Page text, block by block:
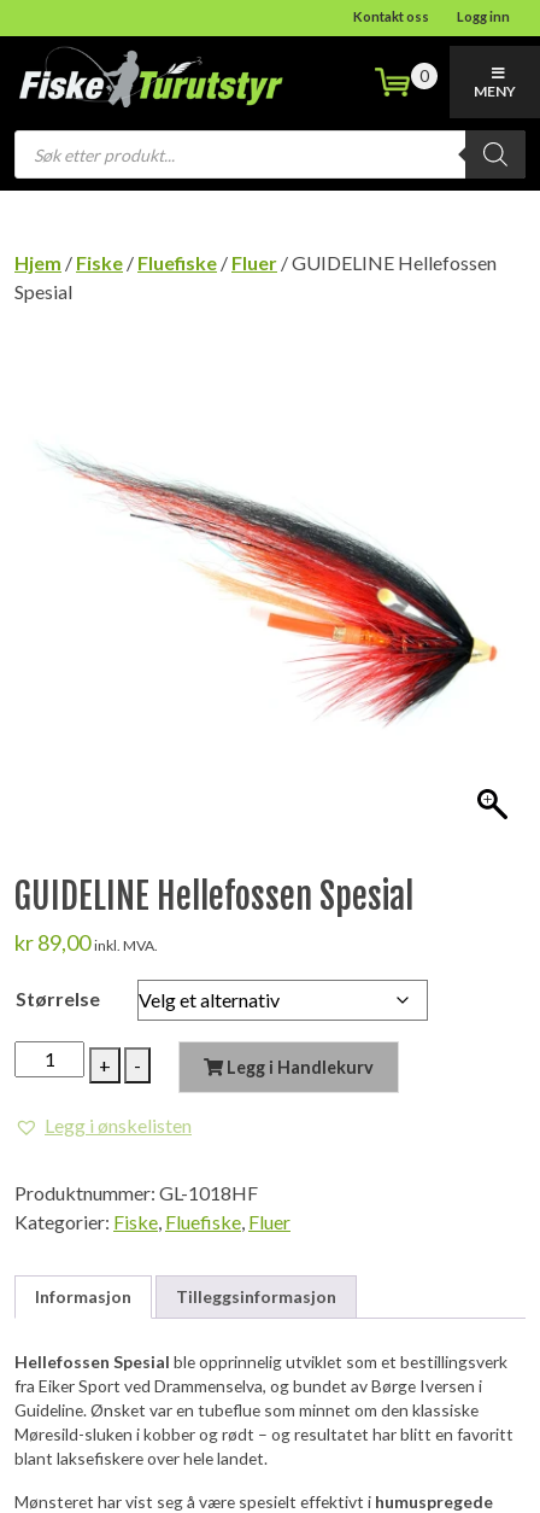
Kontakt oss Logg inn
Products
search
0
MENY
Hjem / Fiske / Fluefiske / Fluer / GUIDELINE Hellefossen
Spesial
GUIDELINE Hellefossen Spesial
kr89,00 inkl. MVA.
Størrelse
+
GUIDELINE
Hellefossen
antall
- Legg i Handlekurv
Legg i ønskelisten
Produktnummer: GL-1018HF
Kategorier: Fiske, Fluefiske, Fluer
Informasjon Tilleggsinformasjon
Hellefossen Spesial ble opprinnelig utviklet som et bestillingsverk
fra Eiker Sport ved Drammenselva, og bundet av Børge Iversen i
Guideline. Ønsket var en tubeflue som minnet om den klassiske
Møresild-sluken i kobber og rødt – og resultatet har blitt en favoritt
blant laksefiskere over hele landet.
Mønsteret har vist seg å være spesielt effektivt i humuspregede